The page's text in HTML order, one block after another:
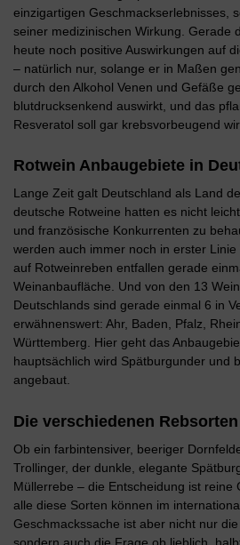
einzigartigen Geschmackserlebnisses,
seiner medizinischen Wirkung. Gerade
heute noch positive Auswirkungen auf
– natürlich nur, solange er in Maßen
durch den Alkohol Venen und Gefäße
blutdrucksenkend auswirkt, und das
Resveratol soll gar krebsvorbeugend
Rotwein Anbaugebiete in
Lange Zeit galt Deutschland als Land
deutsche Rotweine hatten es nicht
und französische Konkurrenten zu
werden auch immer noch in erster
auf Rotweinreben entfallen gerade
Weinanbaufläche. Und von den 13
Deutschlands sind gerade einmal 6 in
erwähnenswert: Ahr, Baden, Pfalz,
Württemberg. Hier geht das
hauptsächlich wird Spätburgunder und
angebaut.
Die verschiedenen
Ob ein farbintensiver, beeriger
Trollinger, der dunkle, elegante
Müllerrebe – die Entscheidung ist reine
alle diese Sorten können im
Geschmackssache ist aber nicht nur die